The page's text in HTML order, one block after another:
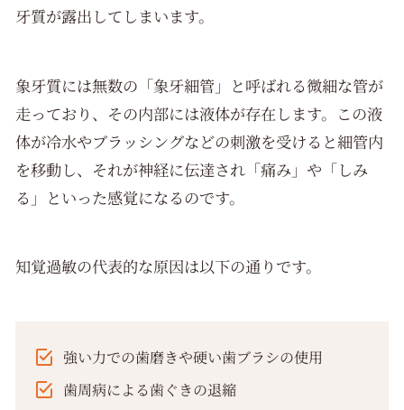
牙質が露出してしまいます。
象牙質には無数の「象牙細管」と呼ばれる微細な管が
走っており、その内部には液体が存在します。この液
体が冷水やブラッシングなどの刺激を受けると細管内
を移動し、それが神経に伝達され「痛み」や「しみ
る」といった感覚になるのです。
知覚過敏の代表的な原因は以下の通りです。
強い力での歯磨きや硬い歯ブラシの使用
歯周病による歯ぐきの退縮